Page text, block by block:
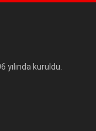
yılında kuruldu.